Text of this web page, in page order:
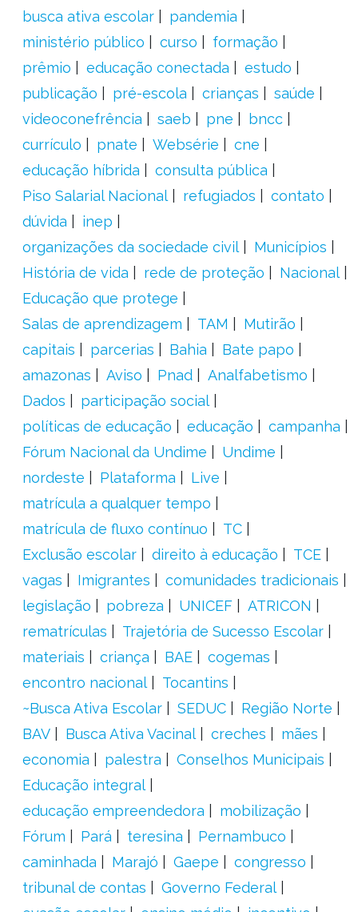
busca ativa escolar
pandemia
ministério público
curso
formação
prêmio
educação conectada
estudo
publicação
pré-escola crianças
saúde
videoconefrência
saeb pne
bncc
currículo
pnate Websérie
cne
educação híbrida
consulta pública
Piso Salarial Nacional
refugiados
contato
dúvida
inep
organizações da sociedade civil
Municípios
História de vida
rede de proteção
Nacional
Educação que protege
Salas de aprendizagem
TAM
Mutirão
capitais
parcerias Bahia
Bate papo
amazonas
Aviso Pnad
Analfabetismo
Dados
participação social
políticas de educação
educação
campanha
Fórum Nacional da Undime
Undime
nordeste
Plataforma
Live
matrícula a qualquer tempo
matrícula de fluxo contínuo
TC
Exclusão escolar
direito à educação
TCE
vagas
Imigrantes
comunidades tradicionais
legislação
pobreza UNICEF
ATRICON
rematrículas
Trajetória de Sucesso Escolar
materiais
criança BAE
cogemas
encontro nacional
Tocantins
~Busca Ativa Escolar
SEDUC
Região Norte
BAV
Busca Ativa Vacinal creches
mães
economia
palestra
Conselhos Municipais
Educação integral
educação empreendedora
mobilização
Fórum
Pará teresina
Pernambuco
caminhada
Marajó Gaepe
congresso
tribunal de contas
Governo Federal